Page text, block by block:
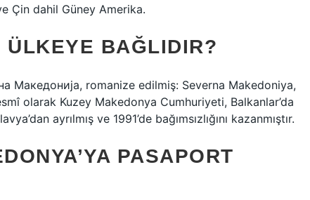
Çin dahil Güney Amerika.
ÜLKEYE BAĞLIDIR?
Македонија, romanize edilmiş: Severna Makedoniya,
olarak Kuzey Makedonya Cumhuriyeti, Balkanlar’da
ayrılmış ve 1991’de bağımsızlığını kazanmıştır.
PASAPORT